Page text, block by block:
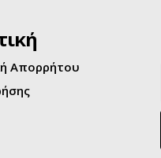
Απορρήτου